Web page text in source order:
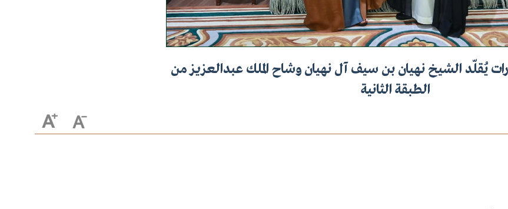
يُقلّد الشيخ نهيان بن سيف آل نهيان وشاح الملك عبدالعزيز من
الطبقة الثانية